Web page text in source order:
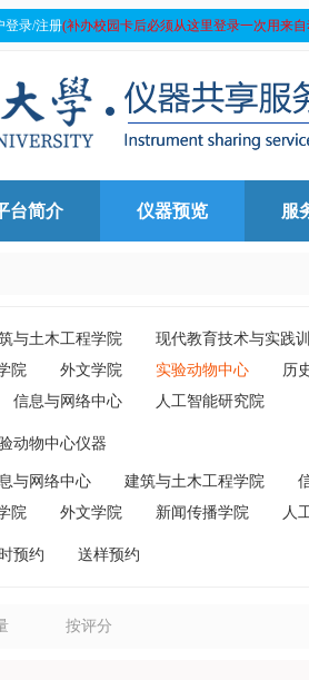
登录/注册(补办校园卡后必须从这里登录一次用来
台简介 仪器预览 服
与土木工程学院
现代教育技术与实践
院
外文学院 实验动物中心
历
信息与网络中心 人工智能研究院
动物中心仪器
与网络中心 建筑与土木工程学院
院
外文学院 新闻传播学院 人
预约 送样预约
按评分